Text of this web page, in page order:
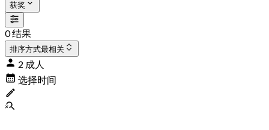
获奖
0 结果
排序方式最相关
2 成人
选择时间